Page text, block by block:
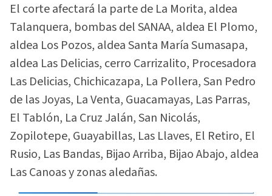
El corte afectará la parte de La Morita, aldea
Talanquera, bombas del SANAA, aldea El Plomo,
aldea Los Pozos, aldea Santa María Sumasapa,
aldea Las Delicias, cerro Carrizalito, Procesadora
Las Delicias, Chichicazapa, La Pollera, San Pedro
de las Joyas, La Venta, Guacamayas, Las Parras,
El Tablón, La Cruz Jalán, San Nicolás,
Zopilotepe, Guayabillas, Las Llaves, El Retiro, El
Rusio, Las Bandas, Bijao Arriba, Bijao Abajo, aldea
Las Canoas y zonas aledañas.